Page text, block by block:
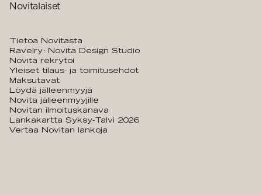
Novitalaiset
Tietoa Novitasta
Ravelry: Novita Design Studio
Novita rekrytoi
Yleiset tilaus- ja toimitusehdot
Maksutavat
Löydä jälleenmyyjä
Novita jälleenmyyjille
Novitan ilmoituskanava
Lankakartta Syksy-Talvi 2026
Vertaa Novitan lankoja